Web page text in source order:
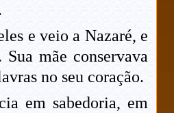
e veio a Nazaré, e
Sua mãe conservava
no seu coração.
em sabedoria, em